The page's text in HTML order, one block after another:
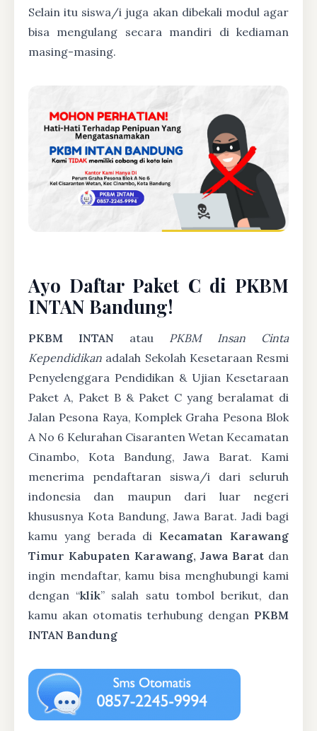
Selain itu siswa/i juga akan dibekali modul agar
bisa mengulang secara mandiri di kediaman
masing-masing.
Ayo Daftar Paket C di PKBM
INTAN Bandung!
PKBM INTAN atau PKBM Insan Cinta
Kependidikan adalah Sekolah Kesetaraan Resmi
Penyelenggara Pendidikan & Ujian Kesetaraan
Paket A, Paket B & Paket C yang beralamat di
Jalan Pesona Raya, Komplek Graha Pesona Blok
A No 6 Kelurahan Cisaranten Wetan Kecamatan
Cinambo, Kota Bandung, Jawa Barat. Kami
menerima pendaftaran siswa/i dari seluruh
indonesia dan maupun dari luar negeri
khususnya Kota Bandung, Jawa Barat. Jadi bagi
kamu yang berada di Kecamatan Karawang
Timur Kabupaten Karawang, Jawa Barat dan
ingin mendaftar, kamu bisa menghubungi kami
dengan “klik” salah satu tombol berikut, dan
kamu akan otomatis terhubung dengan PKBM
INTAN Bandung